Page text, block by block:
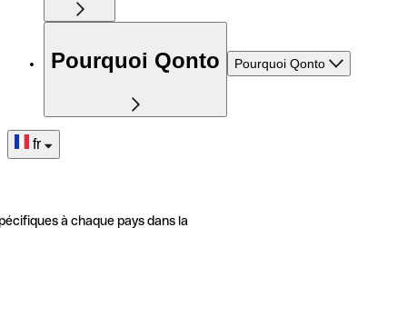
Pourquoi Qonto Pourquoi Qonto
fr
à chaque pays dans la